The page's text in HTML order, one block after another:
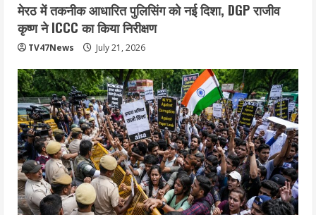
मेरठ में तकनीक आधारित पुलिसिंग को नई दिशा, DGP राजीव
कृष्ण ने ICCC का किया निरीक्षण
TV47News July 21, 2026